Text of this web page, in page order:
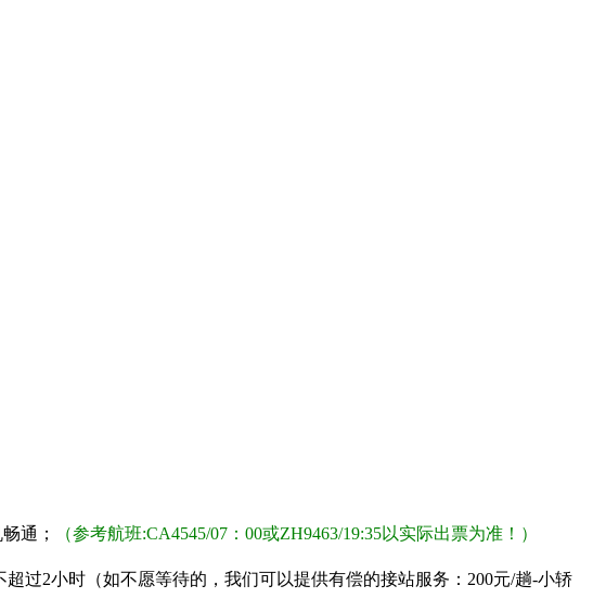
通；
（参考航班:CA4545/07：00或ZH9463/19:35以实际出票为准！）
过2小时（如不愿等待的，我们可以提供有偿的接站服务：200元/趟-小轿